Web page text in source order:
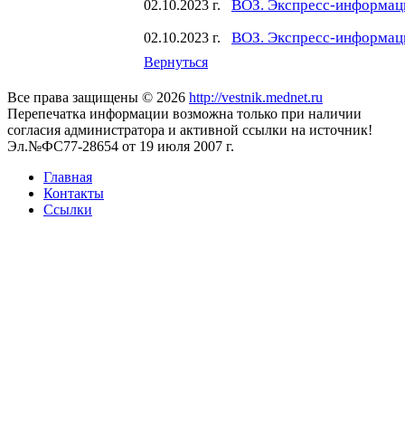
02.10.2023 г. ВОЗ. Экспресс-
02.10.2023 г. ВОЗ. Экспресс-
Вернуться
Все права защищены © 2026 http://vestnik.mednet.ru
Перепечатка информации возможна только при наличии
согласия администратора и активной ссылки на источник!
Эл.№ФС77-28654 от 19 июля 2007 г.
Главная
Контакты
Ссылки